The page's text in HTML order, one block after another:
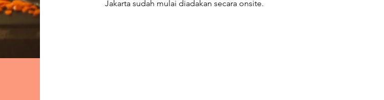
Jakarta sudah mulai diadakan secara onsite.